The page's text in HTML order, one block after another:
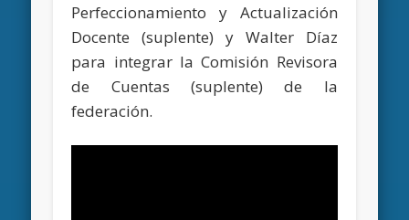
Perfeccionamiento y Actualización
Docente (suplente) y Walter Díaz
para integrar la Comisión Revisora
de Cuentas (suplente) de la
federación.